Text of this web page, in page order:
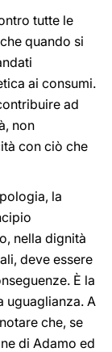
tutte le
quando si
ai consumi.
ad
non
con ciò che
la
nella dignità
deve essere
È la
uguaglianza. A
che, se
di Adamo ed